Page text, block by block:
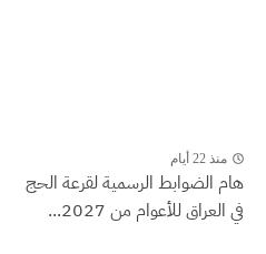
منذ 22 أيام
هام الضوابط الرسمية لقرعة الحج
في العراق للأعوام من 2027...